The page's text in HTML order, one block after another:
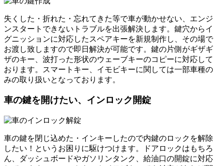
失くした・折れた・忘れてきた等で車が動かせない、エンジ
ンスタートできないトラブルを出張解決します。鍵穴からイ
グニッションに対応したスペアキーを新規制作し、その場で
お渡し致しますので即日解決が可能です。鍵の片側がギザギ
ザのキー、波打った形状のウェーブキーのコピーに対応して
おります。スマートキー、イモビキーに関しては一部車種の
みの取り扱いとなっております。
車の鍵を開けたい、インロック開錠
車の鍵を閉じ込めた・インキーしたので内鍵のロックを解除
したい！というお困りに駆けつけます。ドアロックはもちろ
ん、ダッシュボードやガソリンタンク、給油口の開錠に対応